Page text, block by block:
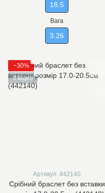
18.5
Вага
3.26
−30%
є відео
Артикул: 442140
Срібний браслет без вставки